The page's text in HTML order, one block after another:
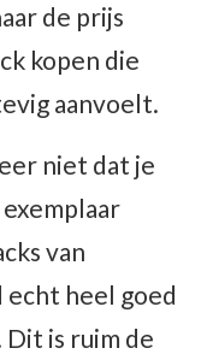
de prijs
kopen die
aanvoelt.
niet dat je
van
heel goed
is ruim de